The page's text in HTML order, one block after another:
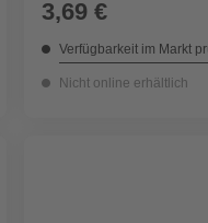
3,69 €
Verfügbarkeit im Markt
Nicht online erhältlich